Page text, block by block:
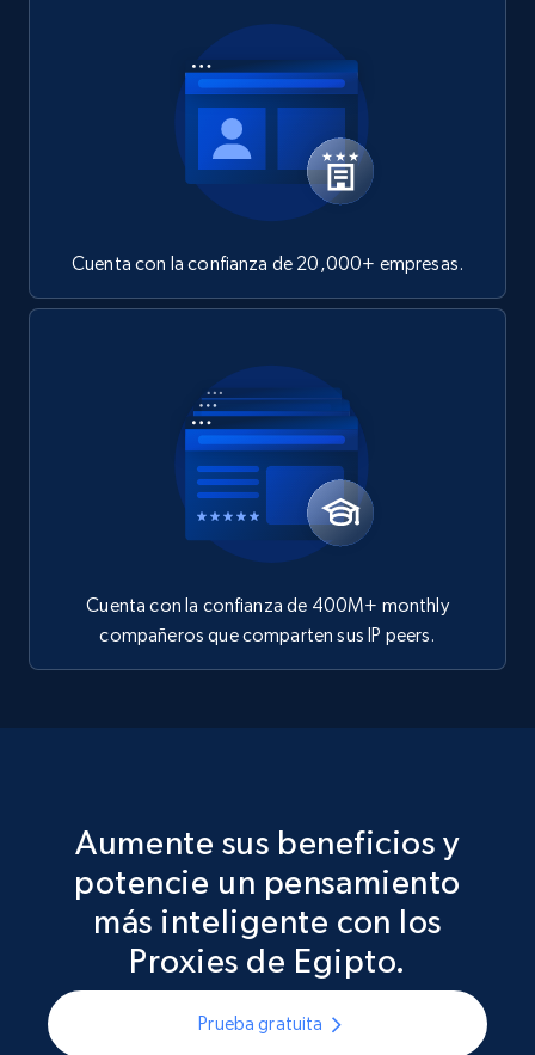
Cuenta con la confianza de 20,000+ empresas.
Cuenta con la confianza de 400M+ monthly
compañeros que comparten sus IP peers.
Aumente sus beneficios y
potencie un pensamiento
más inteligente con los
Proxies de Egipto.
Prueba gratuita